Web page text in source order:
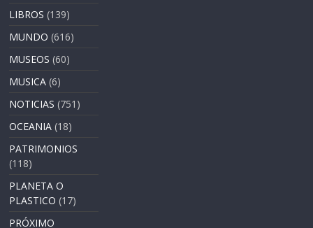
LIBROS (139)
MUNDO (616)
MUSEOS (60)
MUSICA (6)
NOTICIAS (751)
OCEANIA (18)
PATRIMONIOS
(118)
PLANETA O
PLASTICO (17)
PRÓXIMO